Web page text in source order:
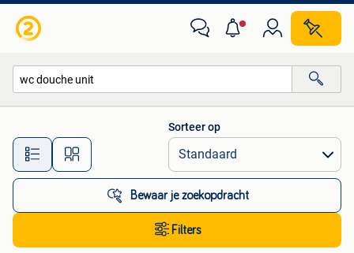
Alle afstanden…
Sorteer op
Bewaar je zoekopdracht
Filters